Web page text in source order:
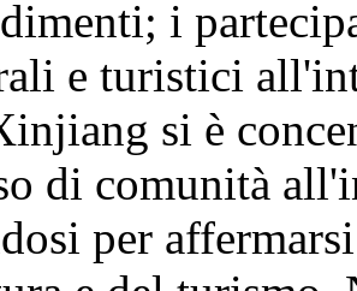
i
e turistici
si è
di comunità
per